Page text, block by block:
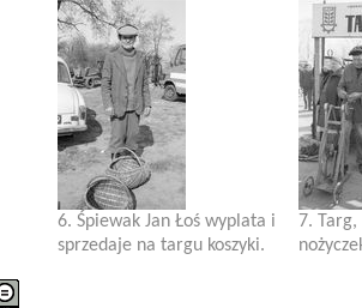
6. Śpiewak Jan Łoś wyplata i
sprzedaje na targu koszyki.
7.